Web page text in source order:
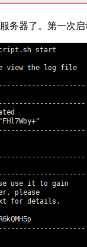
务器了。第一次